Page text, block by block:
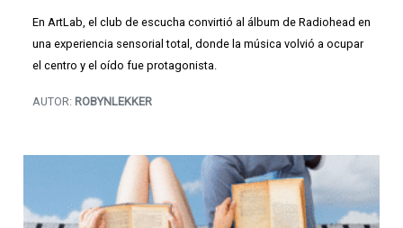
En ArtLab, el club de escucha convirtió al álbum de Radiohead en
una experiencia sensorial total, donde la música volvió a ocupar
el centro y el oído fue protagonista.
AUTOR: ROBYNLEKKER